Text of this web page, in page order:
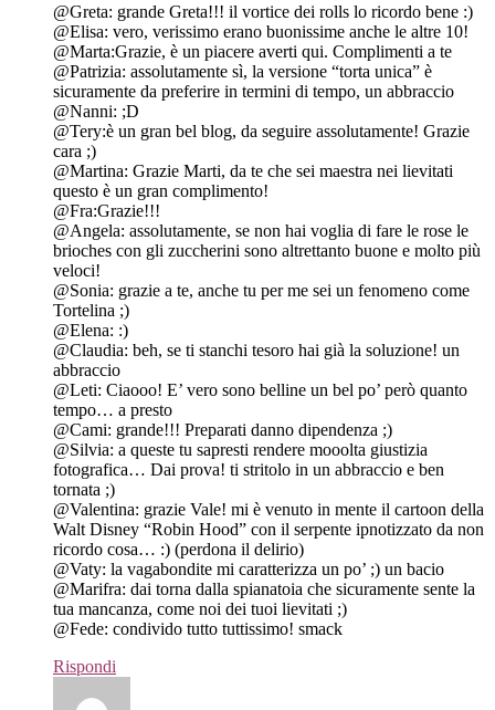
@Greta: grande Greta!!! il vortice dei rolls lo ricordo bene :)
@Elisa: vero, verissimo erano buonissime anche le altre 10!
@Marta:Grazie, è un piacere averti qui. Complimenti a te
@Patrizia: assolutamente sì, la versione “torta unica” è
sicuramente da preferire in termini di tempo, un abbraccio
@Nanni: ;D
@Tery:è un gran bel blog, da seguire assolutamente! Grazie
cara ;)
@Martina: Grazie Marti, da te che sei maestra nei lievitati
questo è un gran complimento!
@Fra:Grazie!!!
@Angela: assolutamente, se non hai voglia di fare le rose le
brioches con gli zuccherini sono altrettanto buone e molto più
veloci!
@Sonia: grazie a te, anche tu per me sei un fenomeno come
Tortelina ;)
@Elena: :)
@Claudia: beh, se ti stanchi tesoro hai già la soluzione! un
abbraccio
@Leti: Ciaooo! E’ vero sono belline un bel po’ però quanto
tempo… a presto
@Cami: grande!!! Preparati danno dipendenza ;)
@Silvia: a queste tu sapresti rendere mooolta giustizia
fotografica… Dai prova! ti stritolo in un abbraccio e ben
tornata ;)
@Valentina: grazie Vale! mi è venuto in mente il cartoon della
Walt Disney “Robin Hood” con il serpente ipnotizzato da non
ricordo cosa… :) (perdona il delirio)
@Vaty: la vagabondite mi caratterizza un po’ ;) un bacio
@Marifra: dai torna dalla spianatoia che sicuramente sente la
tua mancanza, come noi dei tuoi lievitati ;)
@Fede: condivido tutto tuttissimo! smack
Rispondi